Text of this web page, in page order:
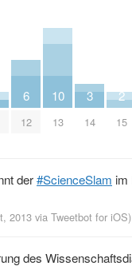
6
12
10
13
3
14
2
15
der#ScienceSlam im
2013 via Tweetbot for iOS)
des